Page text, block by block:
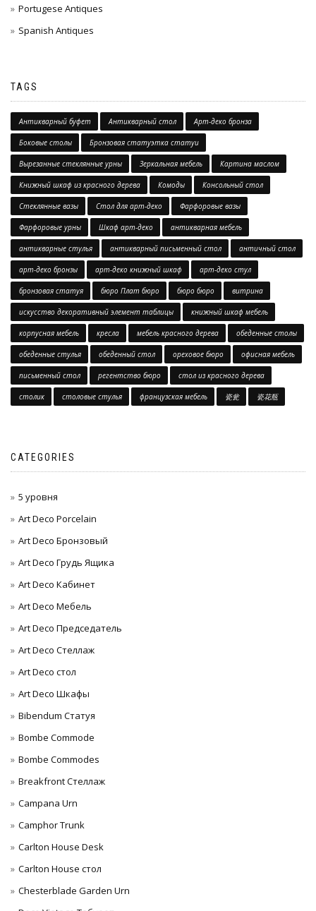
Portugese Antiques
Spanish Antiques
TAGS
Антикварный буфет Антикварный стол Арт-деко бронза
Боковые столы Бронзовая статуэтка статуи
Вырезанные стеклянные урны Зеркальная мебель Картина маслом
Книжный шкаф из красного дерева Комоды Консольный стол
Стеклянные вазы Стол для арт-деко Фарфоровые вазы
Фарфоровые урны Шкаф арт-деко антикварная мебель
антикварные стулья антикварный письменный стол античный стол
арт-деко бронзы арт-деко книжный шкаф арт-деко стул
бронзовая статуя бюро Плат бюро бюро бюро витрина
искусство декоративный элемент таблицы книжный шкаф мебель
корпусная мебель кресла мебель красного дерева обеденные столы
обеденные стулья обеденный стол ореховое бюро офисная мебель
письменный стол регентство бюро стол из красного дерева
столик столовые стулья французская мебель 瓷瓮 瓷花瓶
CATEGORIES
5 уровня
Art Deco Porcelain
Art Deco Бронзовый
Art Deco Грудь Ящика
Art Deco Кабинет
Art Deco Мебель
Art Deco Председатель
Art Deco Стеллаж
Art Deco стол
Art Deco Шкафы
Bibendum Статуя
Bombe Commode
Bombe Commodes
Breakfront Стеллаж
Campana Urn
Camphor Trunk
Carlton House Desk
Carlton House стол
Chesterblade Garden Urn